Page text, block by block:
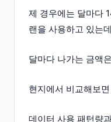
제 경우에는 달마다
랜을 사용하고 있는데
달마다 나가는 금액
현지에서 비교해보
데이터 사용 패턴량